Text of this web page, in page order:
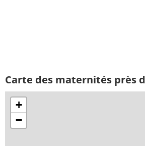
Carte des maternités près
+
−